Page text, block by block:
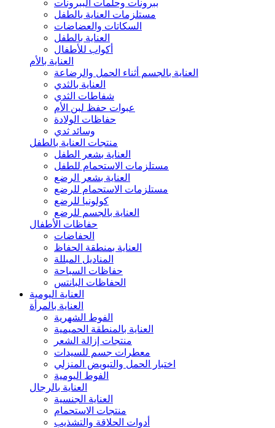
ببرونات وحلمات الببرونات
مستلزمات العناية بالطفل
السكاتات والعضاضات
العناية بالطفل
أكواب للأطفال
العناية بالأم
العناية بالجسم أثناء الحمل والرضاعة
العناية بالثدي
شفاطات الثدي
عبوات حفظ لبن الأم
حفاظات الولادة
وسائد ثدي
منتجات العناية بالطفل
العناية بشعر الطفل
مستلزمات الاستحمام للطفل
العناية بشعر الرضع
مستلزمات الاستحمام للرضع
كولونيا للرضع
العناية بالجسم للرضع
حفاظات الأطفال
الحفاضات
العناية بمنطقة الحفاظ
المناديل المبللة
حفاظات السباحة
الحفاظات البانتس
العناية اليومية
العناية بالمرأة
الفوط الشهرية
العناية بالمنطقة الحميمية
منتجات إزالة الشعر
معطرات جسم للسيدات
اختبار الحمل والتبويض المنزلي
الفوط اليومية
العناية بالرجال
العناية الجنسية
منتجات الاستحمام
أدوات الحلاقة والتشذيب